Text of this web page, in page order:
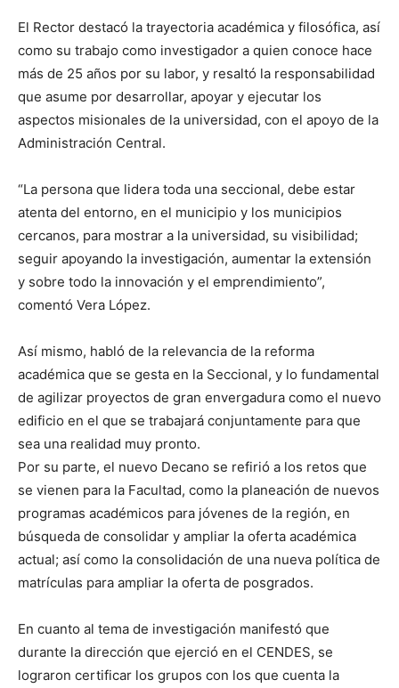
El Rector destacó la trayectoria académica y filosófica, así
como su trabajo como investigador a quien conoce hace
más de 25 años por su labor, y resaltó la responsabilidad
que asume por desarrollar, apoyar y ejecutar los
aspectos misionales de la universidad, con el apoyo de la
Administración Central.
“La persona que lidera toda una seccional, debe estar
atenta del entorno, en el municipio y los municipios
cercanos, para mostrar a la universidad, su visibilidad;
seguir apoyando la investigación, aumentar la extensión
y sobre todo la innovación y el emprendimiento”,
comentó Vera López.
Así mismo, habló de la relevancia de la reforma
académica que se gesta en la Seccional, y lo fundamental
de agilizar proyectos de gran envergadura como el nuevo
edificio en el que se trabajará conjuntamente para que
sea una realidad muy pronto.
Por su parte, el nuevo Decano se refirió a los retos que
se vienen para la Facultad, como la planeación de nuevos
programas académicos para jóvenes de la región, en
búsqueda de consolidar y ampliar la oferta académica
actual; así como la consolidación de una nueva política de
matrículas para ampliar la oferta de posgrados.
En cuanto al tema de investigación manifestó que
durante la dirección que ejerció en el CENDES, se
lograron certificar los grupos con los que cuenta la